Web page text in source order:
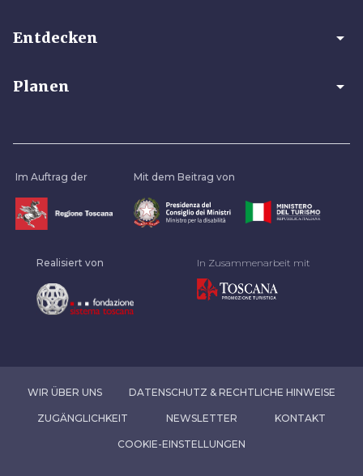
Entdecken arrow_drop_down
Planen arrow_drop_down
Im Auftrag der Mit dem Beitrag von
Realisiert von In Zusammenarbeit mit
WIR ÜBER UNS DATENSCHUTZ & RECHTLICHE HINWEISE
ZUGÄNGLICHKEIT NEWSLETTER KONTAKT
COOKIE-EINSTELLUNGEN